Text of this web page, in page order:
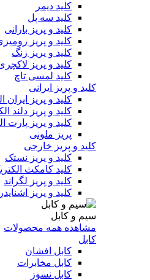
کلید دیمر
کلید سه پل
کلید و پریز بارانی
کلید و پریز
کلید و پریز زنگ
کلید و پریز
کلید لمسی تاچ
کلید و پریز ایرانی
کلید و پریز ایران
کلید و پریز دلند
کلید و پریز پارت
پریز ملونی
کلید و پریز خارجی
کلید و پریز نستک
کلید کامکث
کلید و پریز لگراند
کلید و پریز اشنایدر
سیم و کابل
مشاهده همه محصولات
کابل
کابل افشان
کابل مخابرات
کابل نسوز